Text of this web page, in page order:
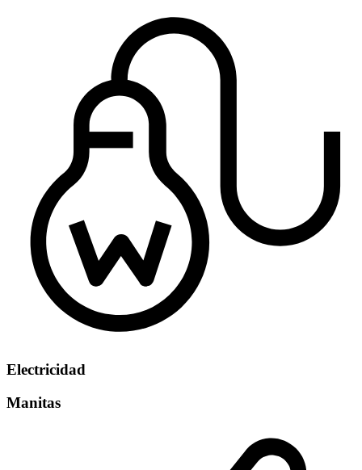
Electricidad
Manitas